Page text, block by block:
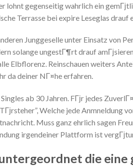
gegenseitig wahrlich ein
Terrasse bei expire Leseglas drauf
Junggeselle unter Einsatz von
solange ungestГ¶rt drauf
Elbflorenz. Reinschauen weiters
da deiner NГ¤he erfahren.
ab 30 Jahren. FГјr jedes
Welche jede Anmneldung
Muss ganz ehrlich sagen
irgendeiner Plattform ist
die eine